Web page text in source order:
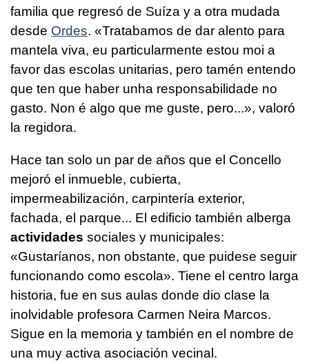
familia que regresó de Suíza y a otra mudada
desde Ordes. «Tratabamos de dar alento para
mantela viva, eu particularmente estou moi a
favor das escolas unitarias, pero tamén entendo
que ten que haber unha responsabilidade no
gasto. Non é algo que me guste, pero...», valoró
la regidora.
Hace tan solo un par de años que el Concello
mejoró el inmueble, cubierta,
impermeabilización, carpintería exterior,
fachada, el parque... El edificio también alberga
actividades sociales y municipales:
«Gustaríanos, non obstante, que puidese seguir
funcionando como escola». Tiene el centro larga
historia, fue en sus aulas donde dio clase la
inolvidable profesora Carmen Neira Marcos.
Sigue en la memoria y también en el nombre de
una muy activa asociación vecinal.